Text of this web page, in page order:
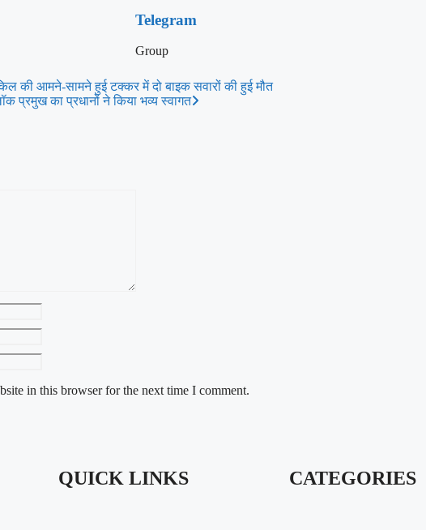
Telegram
Group
की आमने-सामने हुई टक्कर में दो बाइक सवारों की हुई मौत
प्रमुख का प्रधानों ने किया भव्य स्वागत
in this browser for the next time I comment.
QUICK LINKS CATEGORIES